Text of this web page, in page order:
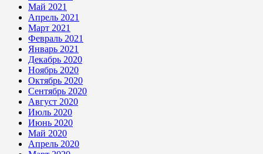
Май 2021
Апрель 2021
Март 2021
Февраль 2021
Январь 2021
Декабрь 2020
Ноябрь 2020
Октябрь 2020
Сентябрь 2020
Август 2020
Июль 2020
Июнь 2020
Май 2020
Апрель 2020